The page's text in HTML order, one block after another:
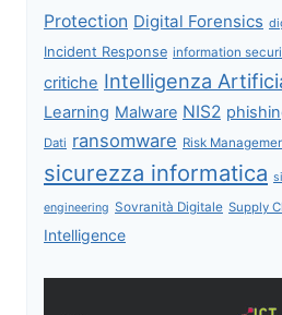
Protection Digital Forensics
Incident Response information
critiche Intelligenza
Learning Malware NIS2
Dati ransomware Risk
sicurezza informatica
engineering Sovranità Digitale Supply
Intelligence